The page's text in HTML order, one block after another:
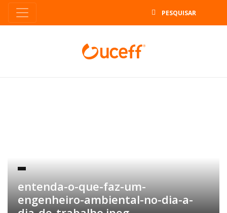
entenda-o-que-faz-um-
engenheiro-ambiental-no-dia-a-